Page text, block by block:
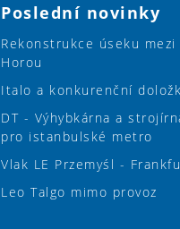
Poslední novinky
Rekonstrukce úseku
Horou
Italo a konkurenční
DT - Výhybkárna a
pro istanbulské metro
Vlak LE Przemyśl -
Leo Talgo mimo provoz